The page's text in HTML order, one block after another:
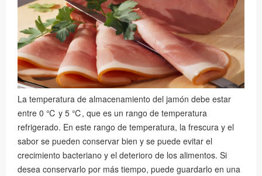
La temperatura de almacenamiento del jamón debe estar
entre 0 ℃ y 5 ℃, que es un rango de temperatura
refrigerado. En este rango de temperatura, la frescura y el
sabor se pueden conservar bien y se puede evitar el
crecimiento bacteriano y el deterioro de los alimentos. Si
desea conservarlo por más tiempo, puede guardarlo en una